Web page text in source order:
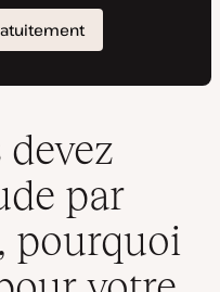
par
pourquoi